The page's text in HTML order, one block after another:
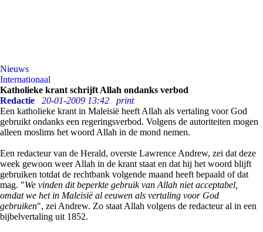
Nieuws
Internationaal
Katholieke krant schrijft Allah ondanks verbod
Redactie
20-01-2009 13:42
print
Een katholieke krant in Maleisië heeft Allah als vertaling voor God
gebruikt ondanks een regeringsverbod. Volgens de autoriteiten mogen
alleen moslims het woord Allah in de mond nemen.
Een redacteur van de Herald, overste Lawrence Andrew, zei dat deze
week gewoon weer Allah in de krant staat en dat hij het woord blijft
gebruiken totdat de rechtbank volgende maand heeft bepaald of dat
mag. "We vinden dit beperkte gebruik van Allah niet acceptabel,
omdat we het in Maleisië al eeuwen als vertaling voor God
gebruiken", zei Andrew. Zo staat Allah volgens de redacteur al in een
bijbelvertaling uit 1852.